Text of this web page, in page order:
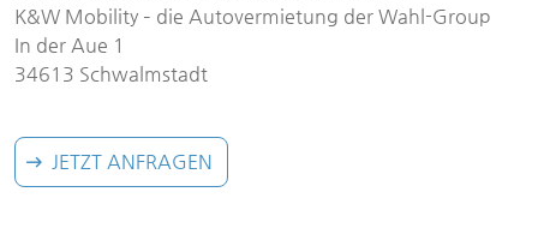
K&W Mobility – die Autovermietung der Wahl-Group
In der Aue 1
34613 Schwalmstadt
JETZT ANFRAGEN